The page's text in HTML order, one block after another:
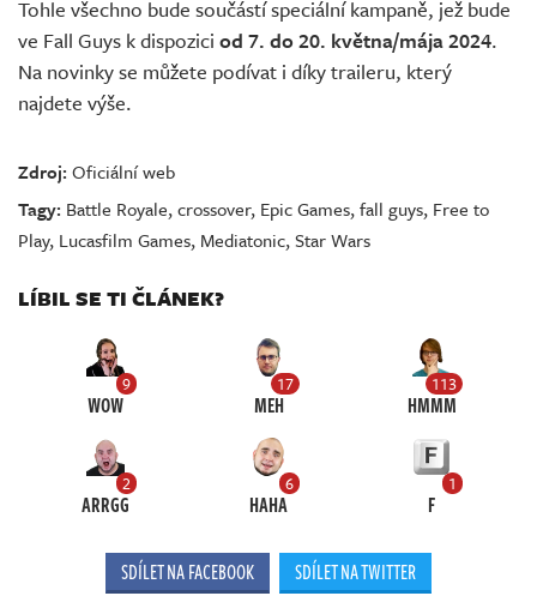
Tohle všechno bude součástí speciální kampaně, jež bude
ve Fall Guys k dispozici od 7. do 20. května/mája 2024.
Na novinky se můžete podívat i díky traileru, který
najdete výše.
Zdroj:Oficiální web
Tagy: Battle Royale,crossover, Epic Games,fall guys, Free to
Play, Lucasfilm Games, Mediatonic,Star Wars
LÍBIL SE TI ČLÁNEK?
9
WOW
17
MEH
113
HMMM
2
ARRGG
6
HAHA
1
F
SDÍLET NA FACEBOOK SDÍLET NA TWITTER